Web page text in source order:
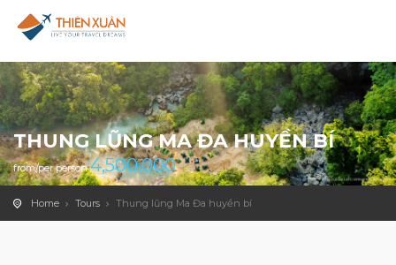
THUNG LŨNG MA ĐA HUYỀN BÍ
from/per person4,500,000
Home Tours Thung lũng Ma Đa huyền bí